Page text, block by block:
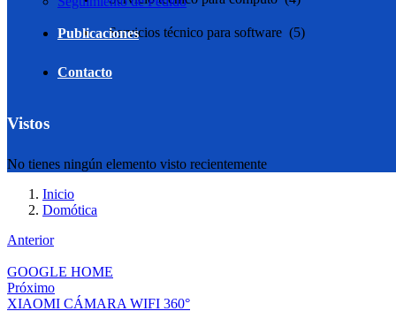
Servicios técnico para software (5)
Publicaciones
Contacto
Vistos
No tienes ningún elemento visto recientemente
Inicio
Domótica
Anterior
GOOGLE HOME
Próximo
XIAOMI CÁMARA WIFI 360°